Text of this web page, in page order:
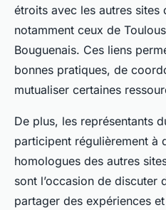
étroits avec les autres sites
notamment ceux de
Bouguenais. Ces liens
bonnes pratiques, de
mutualiser certaines
De plus, les représentants
participent régulièrement à
homologues des autres
sont l’occasion de discuter
partager des expériences